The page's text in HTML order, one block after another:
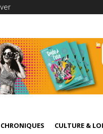
CHRONIQUES CULTURE &